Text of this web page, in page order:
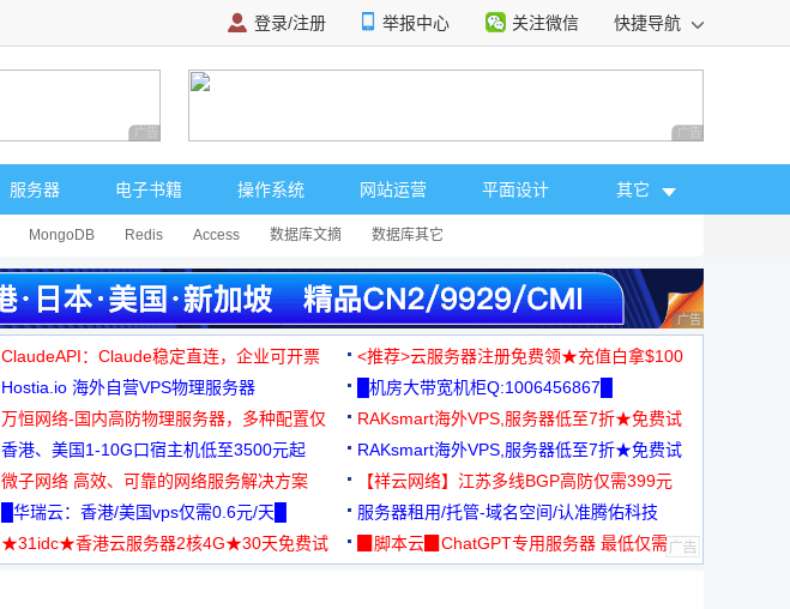
登录/注册 举报中心 关注微信 快捷导航
广告 商业广告，理性选择 广告 商业广告，理
服务器 电子书籍 操作系统 网站运营 平面设计 其它
MongoDB Redis Access 数据库文摘 数据库其它
广告 商业广告，理
ClaudeAPI：Claude稳定直连，企业可开票
<推荐>云服务器注册免费领★充值白拿$100
Hostia.io 海外自营VPS物理服务器
█机房大带宽机柜Q:1006456867█
万恒网络-国内高防物理服务器，多种配置仅
99元/月起
RAKsmart海外VPS,服务器低至7折★免费试
用★
香港、美国1-10G口宿主机低至3500元起
RAKsmart海外VPS,服务器低至7折★免费试
用★
微子网络 高效、可靠的网络服务解决方案
【祥云网络】江苏多线BGP高防仅需399元
█华瑞云：香港/美国vps仅需0.6元/天█
服务器租用/托管-域名空间/认准腾佑科技
★31idc★香港云服务器2核4G★30天免费试
▉脚本云▉ChatGPT专用服务器 最低仅需